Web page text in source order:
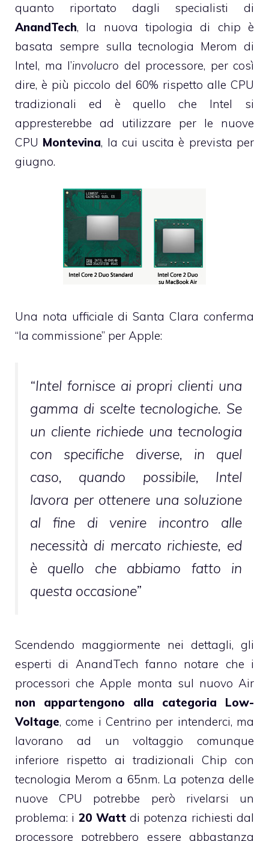
quanto riportato dagli specialisti di
AnandTech, la nuova tipologia di chip è
basata sempre sulla tecnologia Merom di
Intel, ma l’involucro del processore, per così
dire, è più piccolo del 60% rispetto alle CPU
tradizionali ed è quello che Intel si
appresterebbe ad utilizzare per le nuove
CPU Montevina, la cui uscita è prevista per
giugno.
Una nota ufficiale di Santa Clara conferma
“la commissione” per Apple:
“Intel fornisce ai propri clienti una
gamma di scelte tecnologiche. Se
un cliente richiede una tecnologia
con specifiche diverse, in quel
caso, quando possibile, Intel
lavora per ottenere una soluzione
al fine di venire incontro alle
necessità di mercato richieste, ed
è quello che abbiamo fatto in
questa occasione”
Scendendo maggiormente nei dettagli, gli
esperti di AnandTech fanno notare che i
processori che Apple monta sul nuovo Air
non appartengono alla categoria Low-
Voltage, come i Centrino per intenderci, ma
lavorano ad un voltaggio comunque
inferiore rispetto ai tradizionali Chip con
tecnologia Merom a 65nm. La potenza delle
nuove CPU potrebbe però rivelarsi un
problema: i 20 Wattdi potenza richiesti dal
processore potrebbero essere abbastanza